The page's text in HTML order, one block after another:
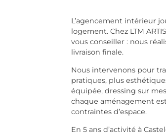
L’agencement intérieur
logement. Chez LTM
vous conseiller : nous
livraison finale.
Nous intervenons pour
pratiques, plus
équipée, dressing sur
chaque aménagement
contraintes d’espace.
En 5 ans d’activité à